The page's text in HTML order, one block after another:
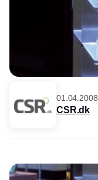
01.04.2008
CSR.dk